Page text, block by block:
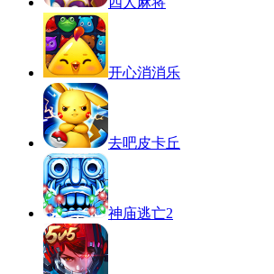
开心消消乐
去吧皮卡丘
神庙逃亡2